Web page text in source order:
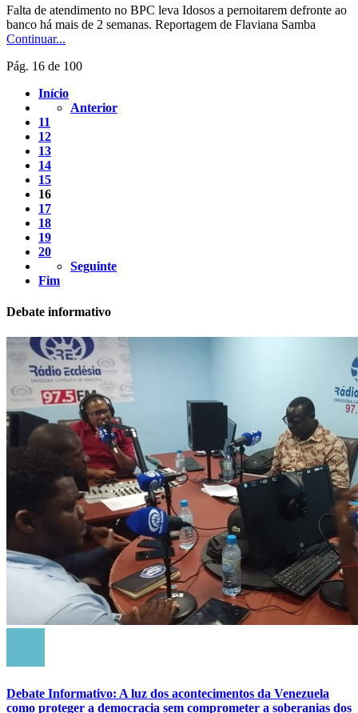
Falta de atendimento no BPC leva Idosos a pernoitarem defronte ao
banco há mais de 2 semanas. Reportagem de Flaviana Samba
Continuar...
Pág. 16 de 100
Início
Anterior
11
12
13
14
15
16
17
18
19
20
Seguinte
Fim
Debate informativo
Debate Informativo: A luz dos acontecimentos da Venezuela
como proteger a democracia sem comprometer a soberanias dos